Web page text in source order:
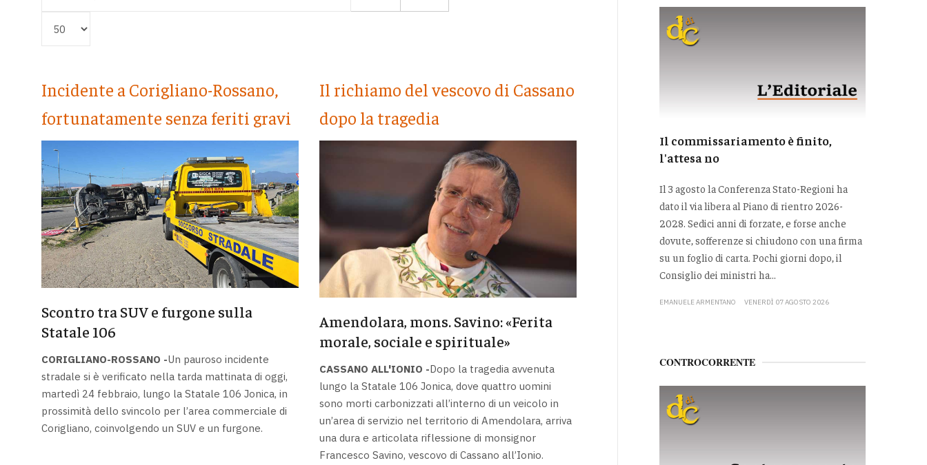
Incidente a Corigliano-Rossano,
fortunatamente senza feriti gravi
Scontro tra SUV e furgone sulla
Statale 106
CORIGLIANO-ROSSANO -Un pauroso incidente
stradale si è verificato nella tarda mattinata di oggi,
martedì 24 febbraio, lungo la Statale 106 Jonica, in
prossimità dello svincolo per l’area commerciale di
Corigliano, coinvolgendo un SUV e un furgone.
Il richiamo del vescovo di Cassano
dopo la tragedia
Amendolara, mons. Savino: «Ferita
morale, sociale e spirituale»
CASSANO ALL'IONIO -Dopo la tragedia avvenuta
lungo la Statale 106 Jonica, dove quattro uomini
sono morti carbonizzati all’interno di un veicolo in
un’area di servizio nel territorio di Amendolara, arriva
una dura e articolata riflessione di monsignor
Francesco Savino, vescovo di Cassano all’Ionio.
Il commissariamento è finito,
l'attesa no
Il 3 agosto la Conferenza Stato-Regioni ha
dato il via libera al Piano di rientro 2026-
2028. Sedici anni di forzate, e forse anche
dovute, sofferenze si chiudono con una firma
su un foglio di carta. Pochi giorni dopo, il
Consiglio dei ministri ha...
EMANUELE ARMENTANO VENERDÌ 07 AGOSTO 2026
CONTROCORRENTE